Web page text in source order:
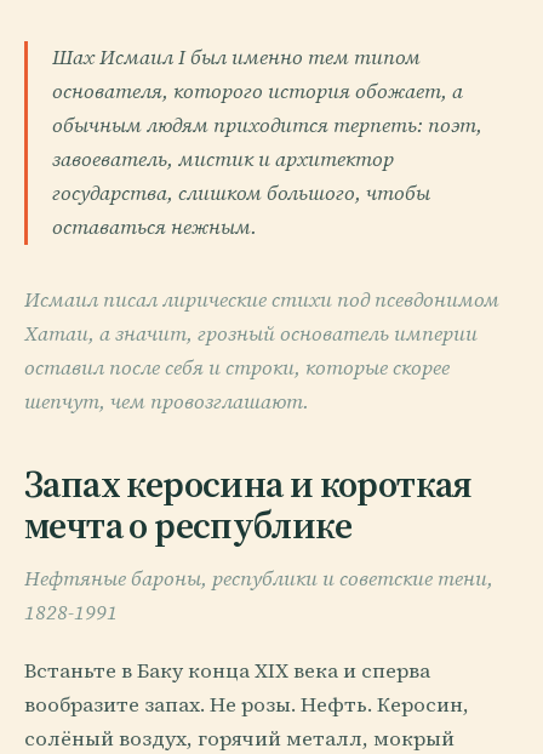
Шах Исмаил I был именно тем типом
основателя, которого история обожает, а
обычным людям приходится терпеть: поэт,
завоеватель, мистик и архитектор
государства, слишком большого, чтобы
оставаться нежным.
Исмаил писал лирические стихи под псевдонимом
Хатаи, а значит, грозный основатель империи
оставил после себя и строки, которые скорее
шепчут, чем провозглашают.
Запах керосина и короткая
мечта о республике
Нефтяные бароны, республики и советские тени,
1828-1991
Встаньте в Баку конца XIX века и сперва
вообразите запах. Не розы. Нефть. Керосин,
солёный воздух, горячий металл, мокрый